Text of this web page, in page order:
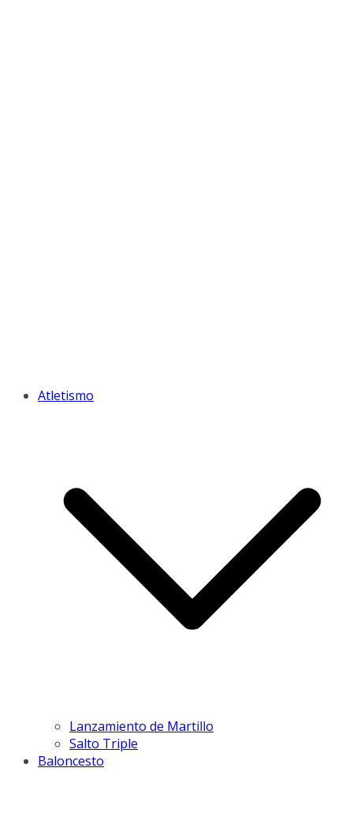
Atletismo
Lanzamiento de Martillo
Salto Triple
Baloncesto